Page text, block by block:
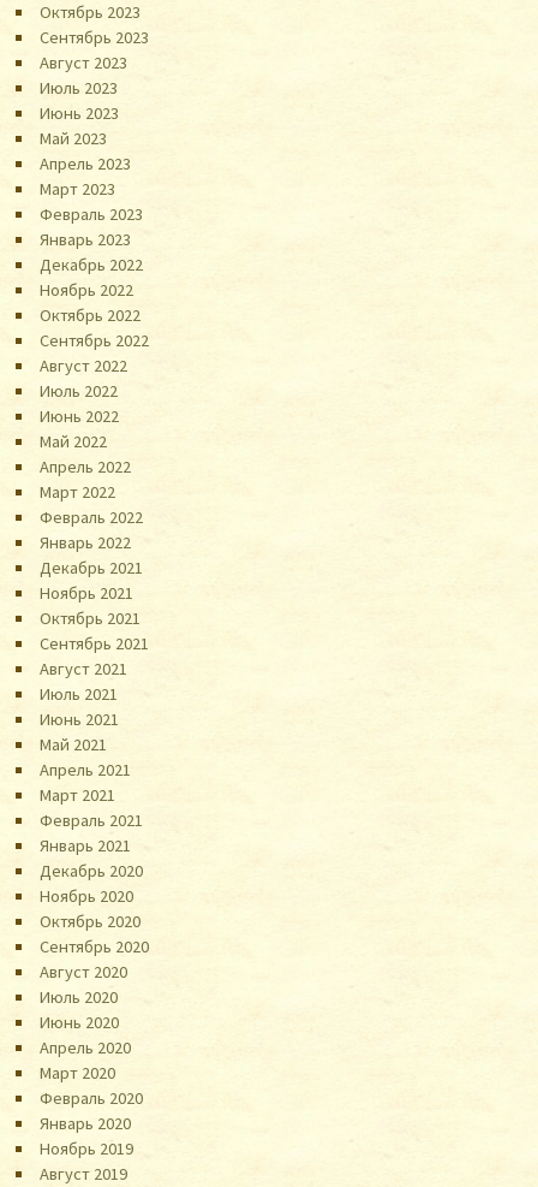
Октябрь 2023
Сентябрь 2023
Август 2023
Июль 2023
Июнь 2023
Май 2023
Апрель 2023
Март 2023
Февраль 2023
Январь 2023
Декабрь 2022
Ноябрь 2022
Октябрь 2022
Сентябрь 2022
Август 2022
Июль 2022
Июнь 2022
Май 2022
Апрель 2022
Март 2022
Февраль 2022
Январь 2022
Декабрь 2021
Ноябрь 2021
Октябрь 2021
Сентябрь 2021
Август 2021
Июль 2021
Июнь 2021
Май 2021
Апрель 2021
Март 2021
Февраль 2021
Январь 2021
Декабрь 2020
Ноябрь 2020
Октябрь 2020
Сентябрь 2020
Август 2020
Июль 2020
Июнь 2020
Апрель 2020
Март 2020
Февраль 2020
Январь 2020
Ноябрь 2019
Август 2019